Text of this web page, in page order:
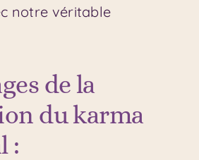
notre véritable
de la
du karma
: